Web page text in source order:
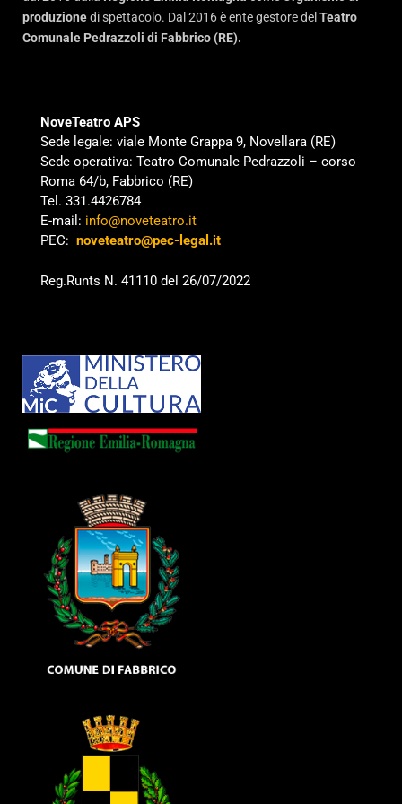
produzionedi spettacolo. Dal 2016 è ente gestore del Teatro
Comunale Pedrazzoli di Fabbrico (RE).
NoveTeatro APS
Sede legale: viale Monte Grappa 9, Novellara (RE)
Sede operativa: Teatro Comunale Pedrazzoli – corso
Roma 64/b, Fabbrico (RE)
Tel. 331.4426784
E-mail: info@noveteatro.it
PEC: noveteatro@pec-legal.it
Reg.Runts N. 41110 del 26/07/2022